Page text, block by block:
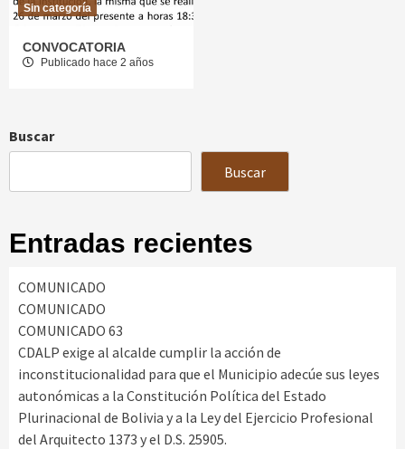
Sin categoría
CONVOCATORIA
Publicado hace 2 años
Buscar
Buscar
Entradas recientes
COMUNICADO
COMUNICADO
COMUNICADO 63
CDALP exige al alcalde cumplir la acción de
inconstitucionalidad para que el Municipio adecúe sus leyes
autonómicas a la Constitución Política del Estado
Plurinacional de Bolivia y a la Ley del Ejercicio Profesional
del Arquitecto 1373 y el D.S. 25905.